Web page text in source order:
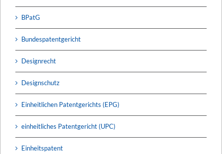
BPatG
Bundespatentgericht
Designrecht
Designschutz
Einheitlichen Patentgerichts (EPG)
einheitliches Patentgericht (UPC)
Einheitspatent